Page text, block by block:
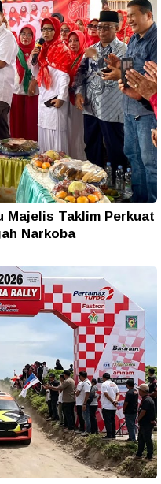
Majelis Taklim Perkuat
Narkoba